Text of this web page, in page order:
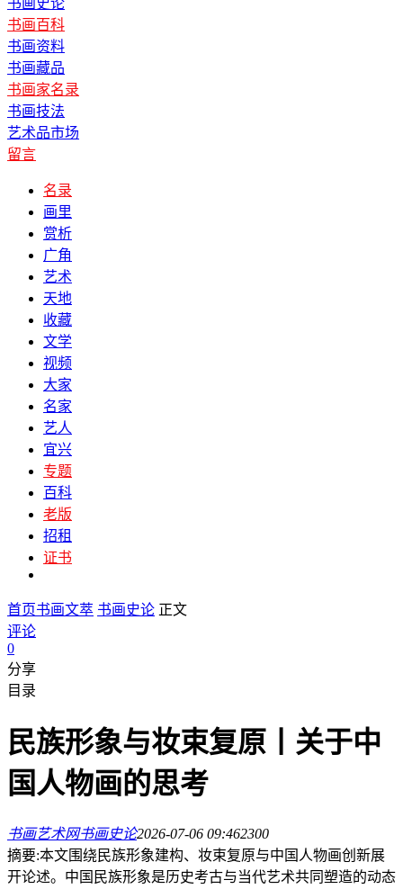
书画百科
书画资料
书画藏品
书画家名录
书画技法
艺术品市场
留言
名录
画里
赏析
广角
艺术
天地
收藏
文学
视频
大家
名家
艺人
宜兴
专题
百科
老版
招租
证书
首页书画文萃 书画史论 正文
评论
0
分享
目录
民族形象与妆束复原丨关于中
国人物画的思考
书画艺术网书画史论2026-07-06 09:462300
摘要:本文围绕民族形象建构、妆束复原与中国人物画创新展
开论述。中国民族形象是历史考古与当代艺术共同塑造的动态